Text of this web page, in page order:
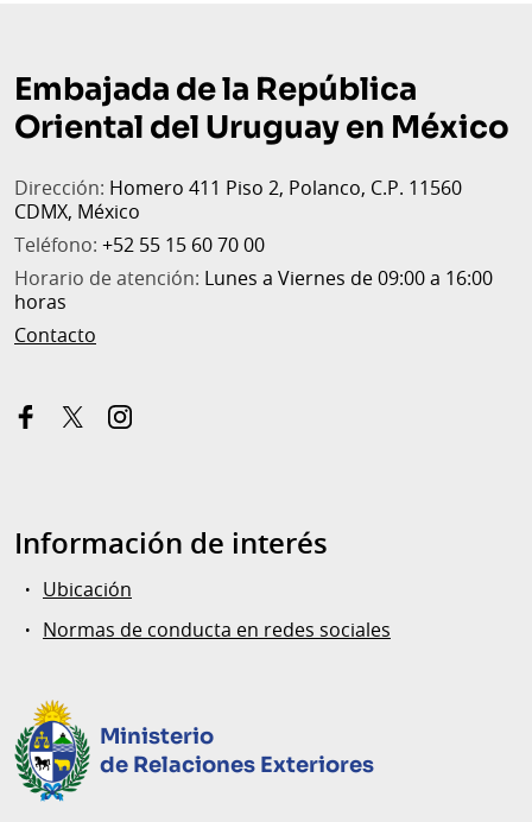
Embajada de la República
Oriental del Uruguay en México
Dirección: Homero 411 Piso 2, Polanco, C.P. 11560
CDMX, México
Teléfono: +52 55 15 60 70 00
Horario de atención: Lunes a Viernes de 09:00 a 16:00
horas
Contacto
facebook instagram
Información de interés
Ubicación
Normas de conducta en redes sociales
Ministerio
de Relaciones Exteriores